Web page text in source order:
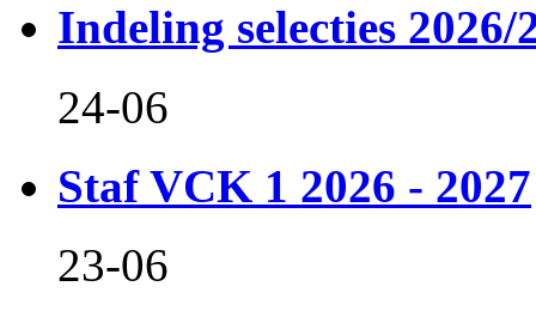
Indeling selecties 2026/
24-06
Staf VCK 1 2026 - 2027
23-06